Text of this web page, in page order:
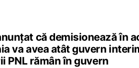
că demisionează în
va avea atât guvern
PNL rămân în guvern